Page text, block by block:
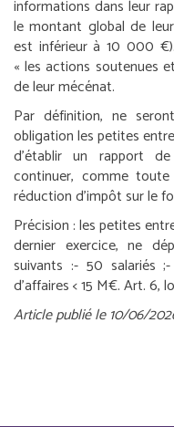
informations dans leur
le montant global de
est inférieur à 10 000
« les actions soutenues
de leur mécénat.
Par définition, ne
obligation les petites
d’établir un rapport
continuer, comme
réduction d’impôt sur le
Précision :les petites
dernier exercice, ne
suivants :- 50 salariés ;
d’affaires < 15 M€.Art. 6,
Article publié le 10/06/